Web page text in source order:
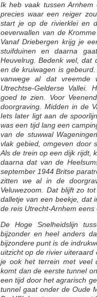
Ik heb vaak tussen
precies waar een reiger
start je op de rivierklei en
oeverwallen van de
Vanaf Driebergen krijg je
stuifduinen en daarna
Heuvelrug. Bedenk wel, dat
en de kruiwagen is
vanwege al dat vreemde
Utrechtse-Gelderse Vallei.
goed te zien. Voor
doorgraving. Midden in de
Iets later ligt aan de
was een tijd lang een
van de stuwwal
vlak gebied, omgeven door
Als de trein op een dijk rijdt,
daarna dat van de
september 1944 Britse
zitten we al in de
Veluwezoom. Dat blijft zo
dalletje van een beekje, dat
de reis Utrecht-Arnhem
De Hoge Snelheidslijn
bijzonder en heel anders
bijzondere punt is de
uitzicht op de rivier
je ook het terrein met veel
komt dan de eerste tunnel
een tijd door het agrarisch
tunnel gaat onder de Oude